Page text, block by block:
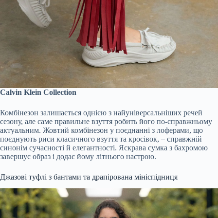
Calvin Klein Collection
Комбінезон залишається однією з найуніверсальніших речей
сезону, але саме правильне взуття робить його по-справжньому
актуальним. Жовтий комбінезон у поєднанні з лоферами, що
поєднують риси класичного взуття та кросівок, – справжній
синонім сучасності й елегантності. Яскрава сумка з бахромою
завершує образ і додає йому літнього настрою.
Джазові туфлі з бантами та драпірована мініспідниця